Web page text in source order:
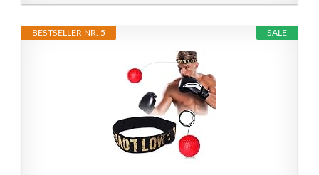
SALE
BESTSELLER NR. 5